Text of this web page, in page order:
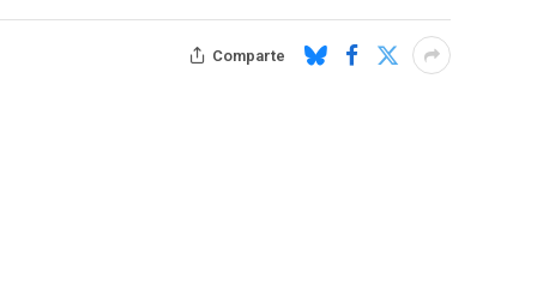
Comparte